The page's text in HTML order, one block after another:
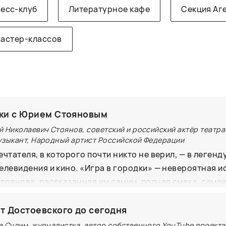
клуб Литературное кафе Секция
классов
с Юрием Стояновым
Стоянов, советский и российский актёр
Народный артист Российской Федерации
в которого почти никто не верил, — в
и кино. «Игра в городки» — невероятная
рассказанная им самим, полная смеха,
Достоевского до сегодня